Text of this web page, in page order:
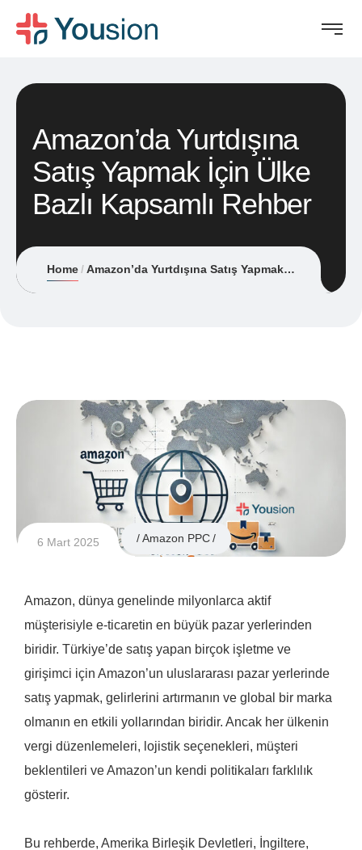
Amazon’da Yurtdışına
Satış Yapmak İçin Ülke
Bazlı Kapsamlı Rehber
Home Amazon’da Yurtdışına Satış Yapmak İçin Ülke Bazlı Kapsamlı Rehber
6 Mart 2025 Amazon PPC
Amazon, dünya genelinde milyonlarca aktif
müşterisiyle e-ticaretin en büyük pazar yerlerinden
biridir. Türkiye’de satış yapan birçok işletme ve
girişimci için Amazon’un uluslararası pazar yerlerinde
satış yapmak, gelirlerini artırmanın ve global bir marka
olmanın en etkili yollarından biridir. Ancak her ülkenin
vergi düzenlemeleri, lojistik seçenekleri, müşteri
beklentileri ve Amazon’un kendi politikaları farklılık
gösterir.
Bu rehberde, Amerika Birleşik Devletleri, İngiltere,